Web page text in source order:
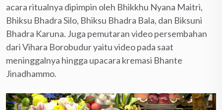
acara ritualnya dipimpin oleh Bhikkhu Nyana Maitri,
Bhiksu Bhadra Silo, Bhiksu Bhadra Bala, dan Biksuni
Bhadra Karuna. Juga pemutaran video persembahan
dari Vihara Borobudur yaitu video pada saat
meninggalnya hingga upacara kremasi Bhante
Jinadhammo.